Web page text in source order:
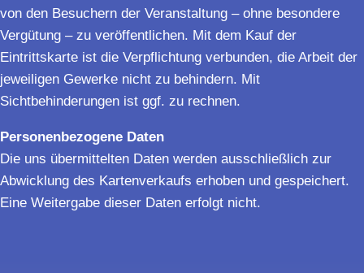
von den Besuchern der Veranstaltung – ohne besondere
Vergütung – zu veröffentlichen. Mit dem Kauf der
Eintrittskarte ist die Verpflichtung verbunden, die Arbeit der
jeweiligen Gewerke nicht zu behindern. Mit
Sichtbehinderungen ist ggf. zu rechnen.
Personenbezogene Daten
Die uns übermittelten Daten werden ausschließlich zur
Abwicklung des Kartenverkaufs erhoben und gespeichert.
Eine Weitergabe dieser Daten erfolgt nicht.